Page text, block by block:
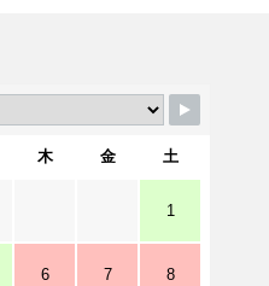
木 金 土
1
6 7 8